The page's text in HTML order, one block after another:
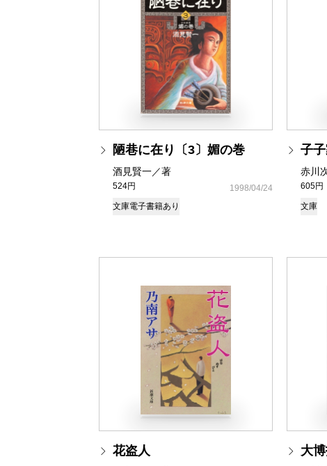
陋巷に在り〔3〕媚の巻
酒見賢一／著
524円
1998/04/24
文庫電子書籍あり
子
赤川
605円
文庫
花盗人 大